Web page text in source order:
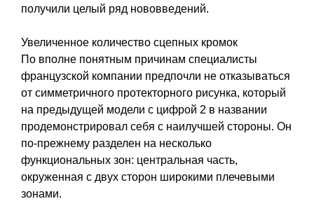
получили целый ряд нововведений.
Увеличенное количество сцепных кромок
По вполне понятным причинам специалисты
французской компании предпочли не отказываться
от симметричного протекторного рисунка, который
на предыдущей модели с цифрой 2 в названии
продемонстрировал себя с наилучшей стороны. Он
по-прежнему разделен на несколько
функциональных зон: центральная часть,
окруженная с двух сторон широкими плечевыми
зонами.